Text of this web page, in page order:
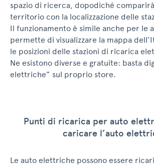
spazio di ricerca, dopodiché
territorio con la localizzazione delle
Il funzionamento è simile anche per le
permette di visualizzare la mappa
le posizioni delle stazioni di ricarica
Ne esistono diverse e gratuite: basta
elettriche” sul proprio store.
Punti di ricarica per auto
caricare l’auto
Le auto elettriche possono essere